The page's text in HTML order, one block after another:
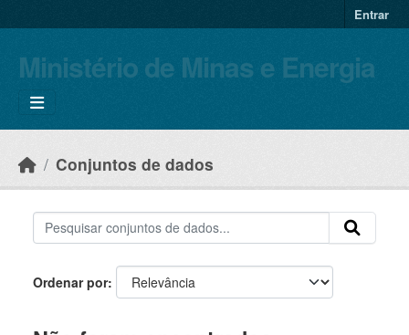
Entrar
Ministério de Minas e Energia
Conjuntos de dados
Ordenar por